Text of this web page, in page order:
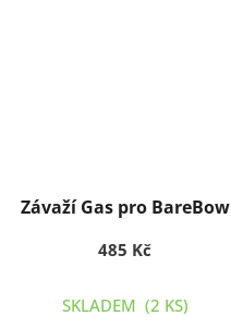
Závaží Gas pro BareBow
485 Kč
SKLADEM (2 KS)